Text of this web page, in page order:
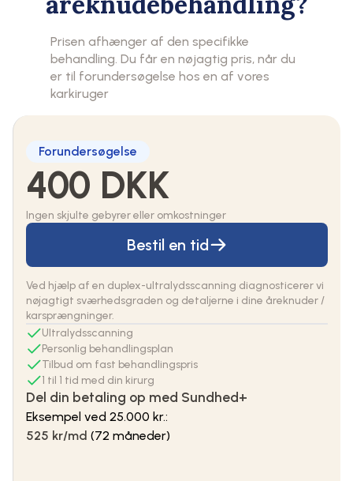
Prisen afhænger af den specifikke
behandling. Du får en nøjagtig pris, når du
er til forundersøgelse hos en af vores
karkiruger
Forundersøgelse
400 DKK
Ingen skjulte gebyrer eller omkostninger
Bestil en tid
Ved hjælp af en duplex-ultralydsscanning diagnosticerer vi
nøjagtigt sværhedsgraden og detaljerne i dine åreknuder /
karsprængninger.
Ultralydsscanning
Personlig behandlingsplan
Tilbud om fast behandlingspris
1 til 1 tid med din kirurg
Del din betaling op med Sundhed+
Eksempel ved 25.000 kr.:
525 kr/md (72 måneder)